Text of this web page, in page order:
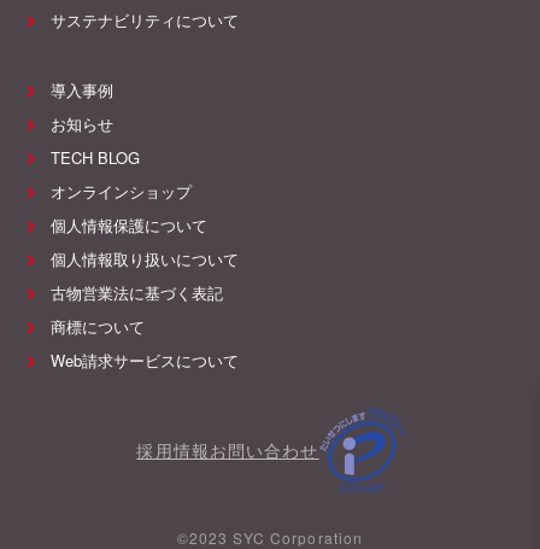
サステナビリティについて
導入事例
お知らせ
TECH BLOG
オンラインショップ
個人情報保護について
個人情報取り扱いについて
古物営業法に基づく表記
商標について
Web請求サービスについて
採用情報お問い合わせ
©2023 SYC Corporation